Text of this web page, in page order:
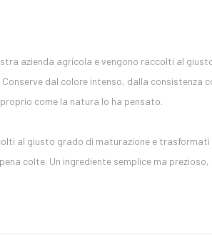
azienda agricola e vengono raccolti al
dal colore intenso, dalla consistenza
come la natura lo ha pensato.
al giusto grado di maturazione e
colte. Un ingrediente semplice ma